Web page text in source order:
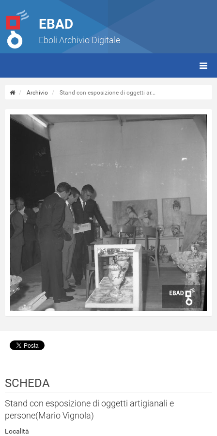
EBAD
Eboli Archivio Digitale
Archivio Stand con esposizione di oggetti ar...
SCHEDA
Stand con esposizione di oggetti artigianali e
persone(Mario Vignola)
Località